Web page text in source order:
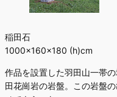
稲田石
1000×160×180 (h)cm
作品を設置した羽田山一帯
田花崗岩の岩盤。この岩盤